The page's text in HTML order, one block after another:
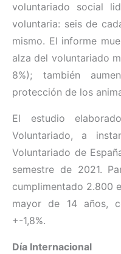
voluntariado social
voluntaria: seis de
mismo. El informe
alza del voluntariado
8%); también
protección de los
El estudio
Voluntariado, a
Voluntariado de
semestre de 2021.
cumplimentado 2.800
mayor de 14 años,
+-1,8%.
Día Internacional